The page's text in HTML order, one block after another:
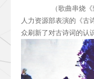
（歌曲串烧
人力资源部表演的《古
众刷新了对古诗词的认